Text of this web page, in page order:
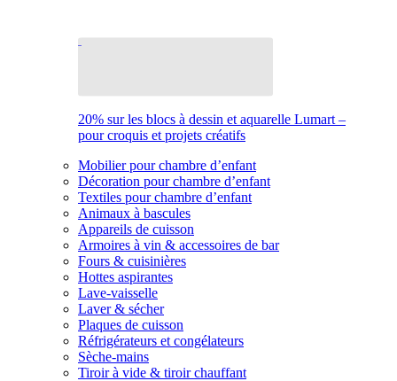
20% sur les blocs à dessin et aquarelle Lumart –
pour croquis et projets créatifs
Mobilier pour chambre d’enfant
Décoration pour chambre d’enfant
Textiles pour chambre d’enfant
Animaux à bascules
Appareils de cuisson
Armoires à vin & accessoires de bar
Fours & cuisinières
Hottes aspirantes
Lave-vaisselle
Laver & sécher
Plaques de cuisson
Réfrigérateurs et congélateurs
Sèche-mains
Tiroir à vide & tiroir chauffant